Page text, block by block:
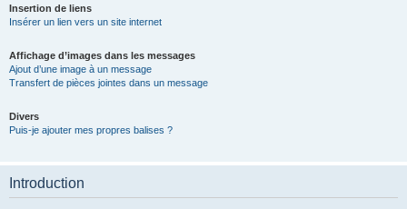
Insertion de liens
Insérer un lien vers un site internet
Affichage d’images dans les messages
Ajout d’une image à un message
Transfert de pièces jointes dans un message
Divers
Puis-je ajouter mes propres balises ?
Introduction